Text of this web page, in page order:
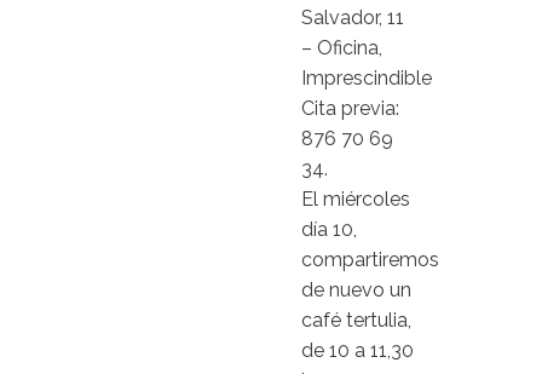
Salvador, 11
– Oficina,
Imprescindible
Cita previa:
876 70 69
34.
El miércoles
día 10,
compartiremos
de nuevo un
café tertulia,
de 10 a 11,30